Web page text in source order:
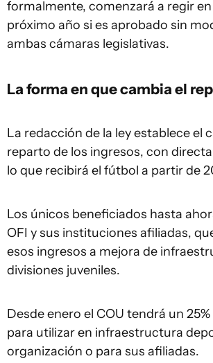
formalmente, comenzará a regir
próximo año si es aprobado sin
ambas cámaras legislativas.
La forma en que cambia el
La redacción de la ley establece el
reparto de los ingresos, con
lo que recibirá el fútbol a partir de
Los únicos beneficiados hasta
OFI y sus instituciones afiliadas,
esos ingresos a mejora de
divisiones juveniles.
Desde enero el COU tendrá un
para utilizar en infraestructura
organización o para sus afiliadas.